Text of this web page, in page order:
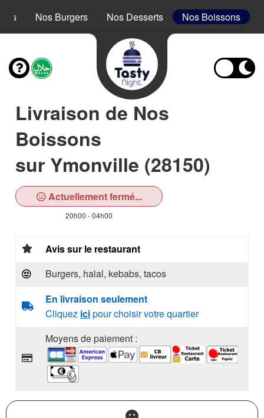
Nos Burgers Nos Desserts Nos Boissons
Livraison de Nos
Boissons
sur Ymonville (28150)
Actuellement fermé...
20h00 - 04h00
Avis sur le restaurant
Burgers, halal, kebabs, tacos
En livraison seulement
Cliquez icipour choisir votre quartier
Moyens de paiement :